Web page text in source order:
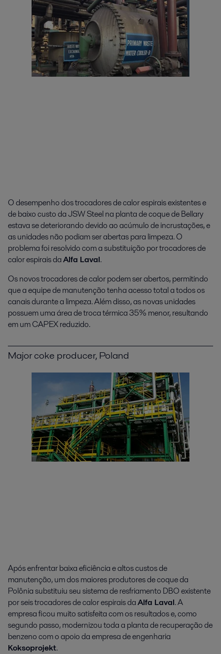
O desempenho dos trocadores de calor espirais existentes e
de baixo custo da JSW Steel na planta de coque de Bellary
estava se deteriorando devido ao acúmulo de incrustações, e
as unidades não podiam ser abertas para limpeza. O
problema foi resolvido com a substituição por trocadores de
calor espirais daAlfa Laval.
Os novos trocadores de calor podem ser abertos, permitindo
que a equipe de manutenção tenha acesso total a todos os
canais durante a limpeza. Além disso, as novas unidades
possuem uma área de troca térmica 35% menor, resultando
em um CAPEX reduzido.
Major coke producer, Poland
Após enfrentar baixa eficiência e altos custos de
manutenção, um dos maiores produtores de coque da
Polônia substituiu seu sistema de resfriamento DBO existente
por seis trocadores de calor espirais daAlfa Laval. A
empresa ficou muito satisfeita com os resultados e, como
segundo passo, modernizou toda a planta de recuperação de
benzeno com o apoio da empresa de engenharia
Koksoprojekt.